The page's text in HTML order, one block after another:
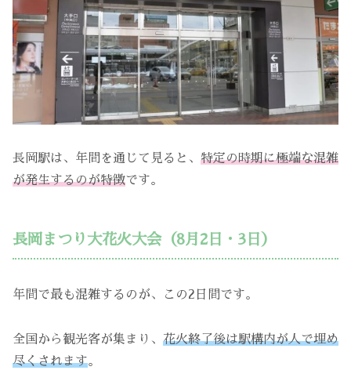
長岡駅は、年間を通じて見ると、 特定の時期に極端な混雑
が発生するのが特徴です。
長岡まつり大花火大会（8月2日・3日）
年間で最も混雑するのが、この2日間です。
全国から観光客が集まり、 花火終了後は駅構内が人で埋め
尽くされます。